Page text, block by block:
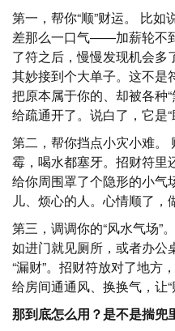
第一，帮你“顺”财运。 比
差那么一口气——加薪轮不
了符之后，慢慢发现机会多
其妙接到个大单子。这不是
把原本属于你的、却被各种“
给疏通开了。说白了，它是“
第二，帮你挡点小灾小难。
霉，喝水都塞牙。招财符里
给你周围罩了个隐形的小气
儿、烦心的人。心情顺了，
第三，调调你的“风水气场”
如进门就见厕所，或者办公
“漏财”。招财符放对了地方
给房间通通风、换换气，让“
那到底怎么用？是不是揣兜